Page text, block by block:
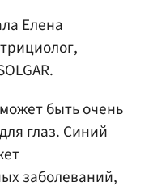
Елена
быть очень
глаз. Синий
заболеваний,